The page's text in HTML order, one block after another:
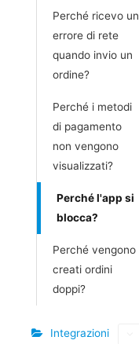
Perché ricevo un
errore di rete
quando invio un
ordine?
Perché i metodi
di pagamento
non vengono
visualizzati?
Perché l'app si
blocca?
Perché vengono
creati ordini
doppi?
Integrazioni